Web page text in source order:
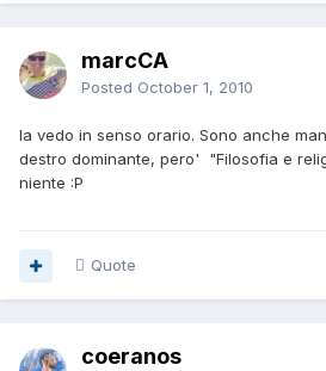
marcCA
Posted October 1, 2010
la vedo in senso orario. Sono anche
destro dominante, pero' "Filosofia e
niente :P
Quote
coeranos